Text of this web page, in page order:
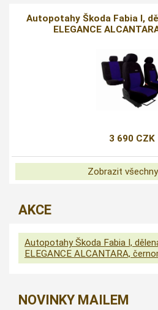
Autopotahy Škoda Fabia I,
ELEGANCE
3 690 CZK
Zobrazit všechny
AKCE
Autopotahy Škoda Fabia I,
ELEGANCE ALCANTARA,
NOVINKY MAILEM